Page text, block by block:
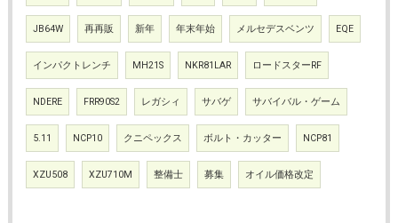
JB64W 再再販 新年 年末年始 メルセデスベンツ EQE
インパクトレンチ MH21S NKR81LAR ロードスターRF
NDERE FRR90S2 レガシィ サバゲ サバイバル・ゲーム
5.11 NCP10 クニペックス ボルト・カッター NCP81
XZU508 XZU710M 整備士 募集 オイル価格改定